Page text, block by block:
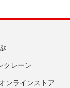
クレーン
ンラインストア